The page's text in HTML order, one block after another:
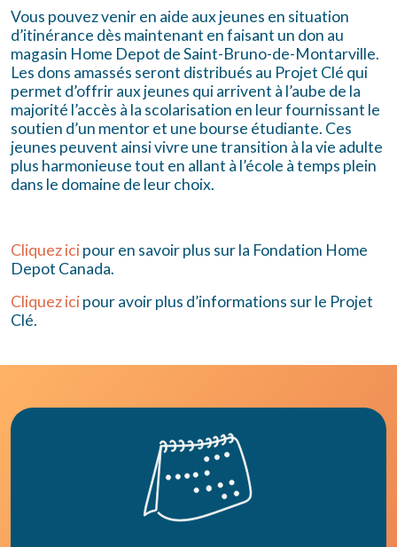
Vous pouvez venir en aide aux jeunes en situation
d’itinérance dès maintenant en faisant un don au
magasin Home Depot de Saint-Bruno-de-Montarville.
Les dons amassés seront distribués au Projet Clé qui
permet d’offrir aux jeunes qui arrivent à l’aube de la
majorité l’accès à la scolarisation en leur fournissant le
soutien d’un mentor et une bourse étudiante. Ces
jeunes peuvent ainsi vivre une transition à la vie adulte
plus harmonieuse tout en allant à l’école à temps plein
dans le domaine de leur choix.
Cliquez icipour en savoir plus sur la Fondation Home
Depot Canada.
Cliquez icipour avoir plus d’informations sur le Projet
Clé.